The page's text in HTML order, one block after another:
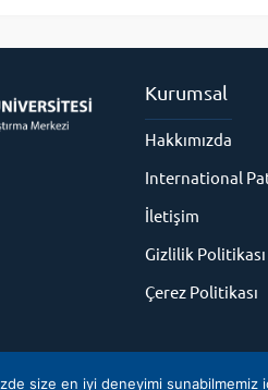
Kurumsal
Hakkımızda
International
İletişim
Gizlilik Politikası
Çerez Politikası
Copyright © 2025, tüm
size en iyi deneyimi sunabilmemiz